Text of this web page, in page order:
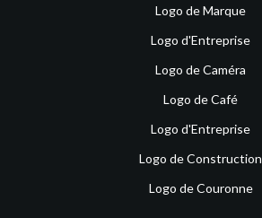
Logo de Marque
Logo d'Entreprise
Logo de Caméra
Logo de Café
Logo d'Entreprise
Logo de Construction
Logo de Couronne